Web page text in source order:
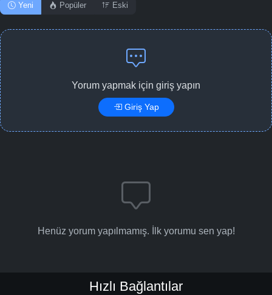
Yeni Popüler Eski
Yorum yapmak için giriş yapın
Giriş Yap
Henüz yorum yapılmamış. İlk yorumu sen yap!
Hızlı Bağlantılar